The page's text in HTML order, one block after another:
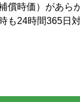
償時価）があら
も24時間365日